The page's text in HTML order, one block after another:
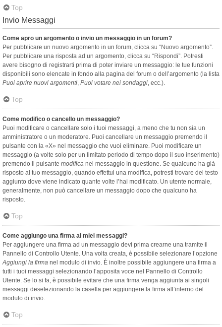
Top
Invio Messaggi
Come apro un argomento o invio un messaggio in un forum?
Per pubblicare un nuovo argomento in un forum, clicca su “Nuovo argomento”.
Per pubblicare una risposta ad un argomento, clicca su “Rispondi”. Potresti
avere bisogno di registrarti prima di poter inviare un messaggio: le tue funzioni
disponibili sono elencate in fondo alla pagina del forum o dell’argomento (la lista
Puoi aprire nuovi argomenti, Puoi votare nei sondaggi, ecc.).
Top
Come modifico o cancello un messaggio?
Puoi modificare o cancellare solo i tuoi messaggi, a meno che tu non sia un
amministratore o un moderatore. Puoi cancellare un messaggio premendo il
pulsante con la «X» nel messaggio che vuoi eliminare. Puoi modificare un
messaggio (a volte solo per un limitato periodo di tempo dopo il suo inserimento)
premendo il pulsante modifica nel messaggio in questione. Se qualcuno ha già
risposto al tuo messaggio, quando effettui una modifica, potresti trovare del testo
aggiunto dove viene indicato quante volte l’hai modificato. Un utente normale,
generalmente, non può cancellare un messaggio dopo che qualcuno ha
risposto.
Top
Come aggiungo una firma ai miei messaggi?
Per aggiungere una firma ad un messaggio devi prima crearne una tramite il
Pannello di Controllo Utente. Una volta creata, è possibile selezionare l’opzione
Aggiungi la firma nel modulo di invio. È inoltre possibile aggiungere una firma a
tutti i tuoi messaggi selezionando l’apposita voce nel Pannello di Controllo
Utente. Se lo si fa, è possibile evitare che una firma venga aggiunta ai singoli
messaggi deselezionando la casella per aggiungere la firma all’interno del
modulo di invio.
Top